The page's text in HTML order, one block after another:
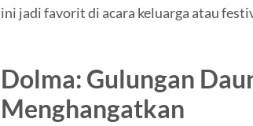
ini jadi favorit di acara keluarga atau
Dolma: Gulungan
Menghangatkan